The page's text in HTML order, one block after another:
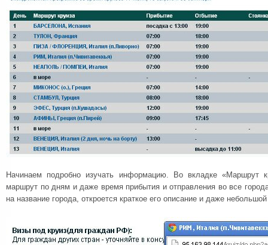
Начинаем подробно изучать информацию. Во вкладке «Маршрут
маршрут по дням и даже время прибытия и отправления во все
на название города, откроется краткое его описание и даже